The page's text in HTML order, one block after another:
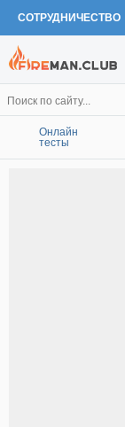
СОТРУДНИЧЕСТВО
Онлайн
тесты